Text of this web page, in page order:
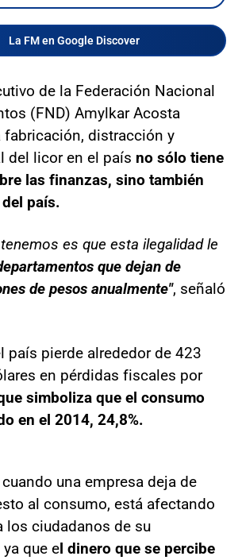
La FM en Google Discover
de la Federación Nacional
(FND) Amylkar Acosta
fabricación, distracción y
del licor en el país no sólo tiene
las finanzas, sino también
país.
es que esta ilegalidad le
que dejan de
de pesos anualmente", señaló
país pierde alrededor de 423
en pérdidas fiscales por
simboliza que el consumo
en el 2014, 24,8%.
una empresa deja de
al consumo, está afectando
los ciudadanos de su
que el dinero que se percibe